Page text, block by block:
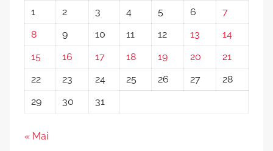
1
2 3 4 5 6
7
8
9 10 11 12 13
14
15
16 17 18 19 20
21
22
23 24 25 26 27
28
29
30 31
« Mai